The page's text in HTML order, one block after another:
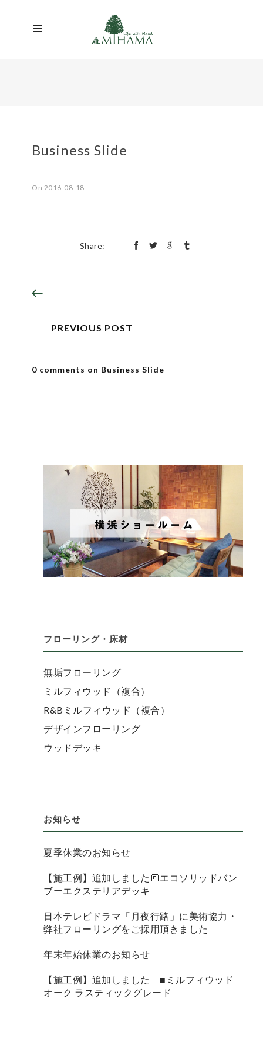
Business Slide
On 2016-08-18
Share:
PREVIOUS POST
0 comments on Business Slide
フローリング・床材
無垢フローリング
ミルフィウッド（複合）
R&Bミルフィウッド（複合）
デザインフローリング
ウッドデッキ
お知らせ
夏季休業のお知らせ
【施工例】追加しました🔳エコソリッドバン
ブーエクステリアデッキ
日本テレビドラマ「月夜行路」に美術協力・
弊社フローリングをご採用頂きました
年末年始休業のお知らせ
【施工例】追加しました ■ミルフィウッド
オーク ラスティックグレード